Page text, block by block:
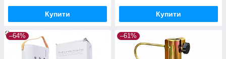
Купити Купити
–64% –61%